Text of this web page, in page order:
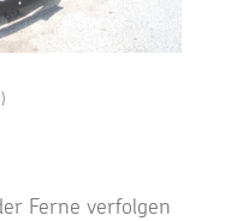
Ferne verfolgen